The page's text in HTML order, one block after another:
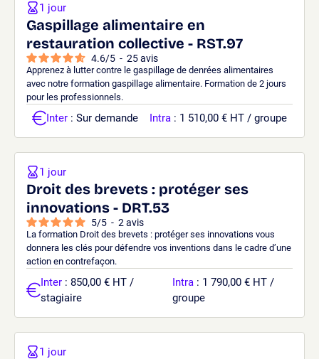
Gaspillage alimentaire en
restauration collective - RST.97
4.6/5 - 25avis
Apprenez à lutter contre le gaspillage de denrées alimentaires
avec notre formation gaspillage alimentaire. Formation de 2 jours
pour les professionnels.
1 jour
Inter : Sur demande Intra : 1 510,00 € HT / groupe
Droit des brevets : protéger ses
innovations - DRT.53
5/5 - 2 avis
La formation Droit des brevets : protéger ses innovations vous
donnera les clés pour défendre vos inventions dans le cadre d’une
action en contrefaçon.
1 jour
Inter : 850,00 € HT /
stagiaire
Intra : 1 790,00 € HT /
groupe
1 jour